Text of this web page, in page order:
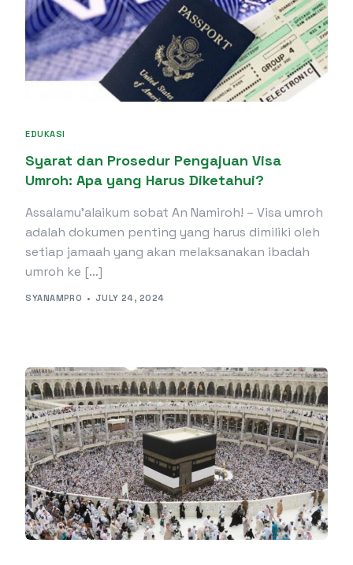
EDUKASI
Syarat dan Prosedur Pengajuan Visa
Umroh: Apa yang Harus Diketahui?
Assalamu’alaikum sobat An Namiroh! – Visa umroh
adalah dokumen penting yang harus dimiliki oleh
setiap jamaah yang akan melaksanakan ibadah
umroh ke […]
SYANAMPRO JULY 24, 2024